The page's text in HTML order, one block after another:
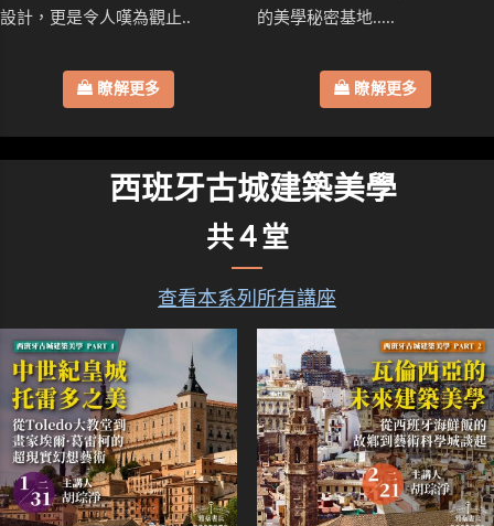
設計，更是令人嘆為觀止..
瞭解更多
的美學秘密基地.....
瞭解更多
西班牙古城建築美學
共４堂
查看本系列所有講座